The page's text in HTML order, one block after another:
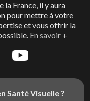
la France, il y aura
pour mettre à votre
et vous offrir la
En savoir +
Santé Visuelle ?